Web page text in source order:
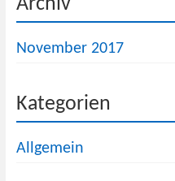
Archiv
November 2017
Kategorien
Allgemein